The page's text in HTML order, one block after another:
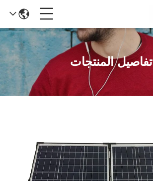
تفاصيل المنتجات